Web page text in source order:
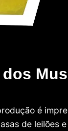
é
de leilões